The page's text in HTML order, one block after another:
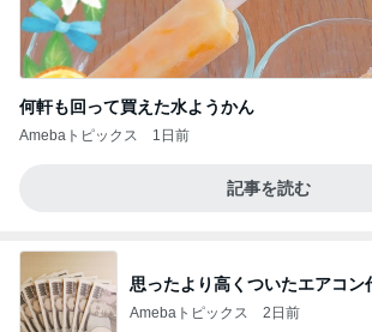
何軒も回って買えた水ようかん
Amebaトピックス 1日前
記事を読む
思ったより高くついたエアコン
Amebaトピックス 2日前